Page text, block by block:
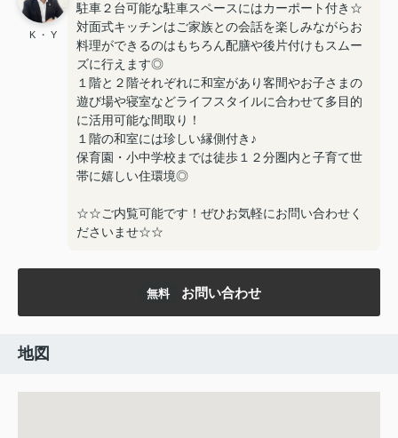
K ・ Y
駐車２台可能な駐車スペースにはカーポート付き☆
対面式キッチンはご家族との会話を楽しみながらお
料理ができるのはもちろん配膳や後片付けもスムー
ズに行えます◎
１階と２階それぞれに和室があり客間やお子さまの
遊び場や寝室などライフスタイルに合わせて多目的
に活用可能な間取り！
１階の和室には珍しい縁側付き♪
保育園・小中学校までは徒歩１２分圏内と子育て世
帯に嬉しい住環境◎
☆☆ご内覧可能です！ぜひお気軽にお問い合わせく
ださいませ☆☆
無料 お問い合わせ
地図